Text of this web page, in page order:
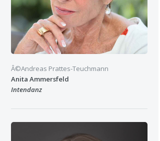
Â©Andreas Prattes-Teuchmann
Anita Ammersfeld
Intendanz